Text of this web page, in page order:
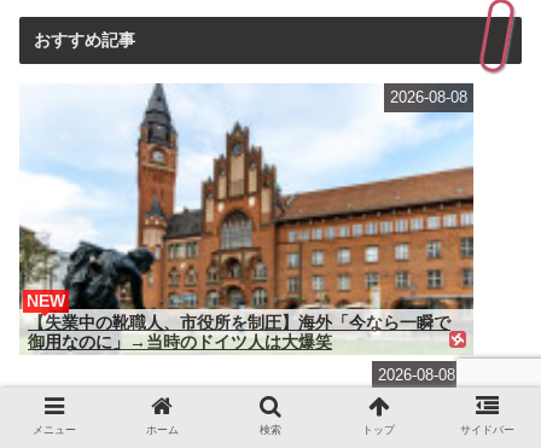
おすすめ記事
【失業中の靴職人、市役所を制圧】海外「今なら一瞬で
御用なのに」→当時のドイツ人は大爆笑
NEW
2026-08-08
2026-08-08
メニュー ホーム 検索 トップ サイドバー